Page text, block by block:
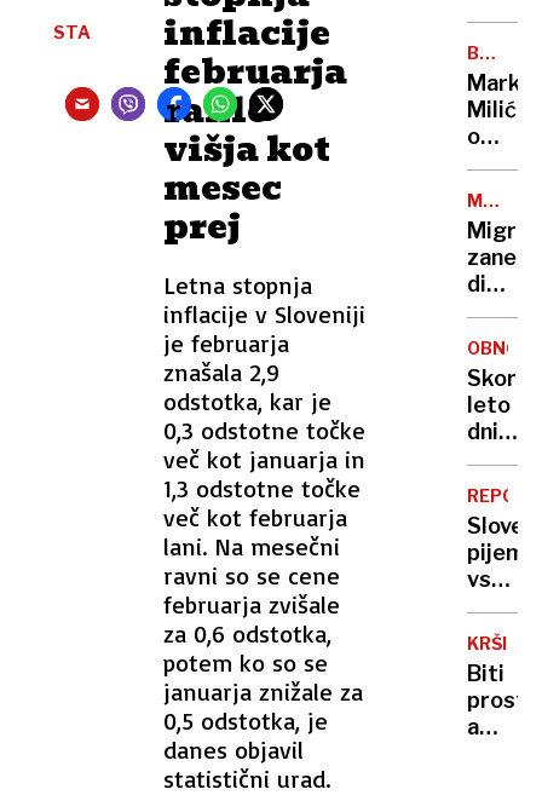
inflacije
februarja
rahlo
višja kot
mesec
prej
Letna stopnja
inflacije v Sloveniji
je februarja
znašala 2,9
odstotka, kar je
0,3 odstotne točke
več kot januarja in
1,3 odstotne točke
več kot februarja
lani. Na mesečni
ravni so se cene
februarja zvišale
za 0,6 odstotka,
potem ko so se
januarja znižale za
0,5 odstotka, je
danes objavil
statistični urad.
STA
na
rampi
potniki
so
ga
tresli
in
BREZ
DLAKE
NA
JEZIKU
Marko
Milić
o
ki ga
je
stala
NBA-
da
sem
to
storil«
MEJNI
spor:
Španija
in
Italija
druga
drugi
meje
OBNOVA
Skoraj
leto
dni
po
se je
vrnil
simbol
ki je
zdaj
višji
pijemo
vse
manj
mleka,
pa
se
nekoč
KRŠITVE
Biti
prost,
a